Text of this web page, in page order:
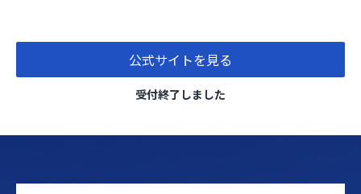
公式サイトを見る
受付終了しました